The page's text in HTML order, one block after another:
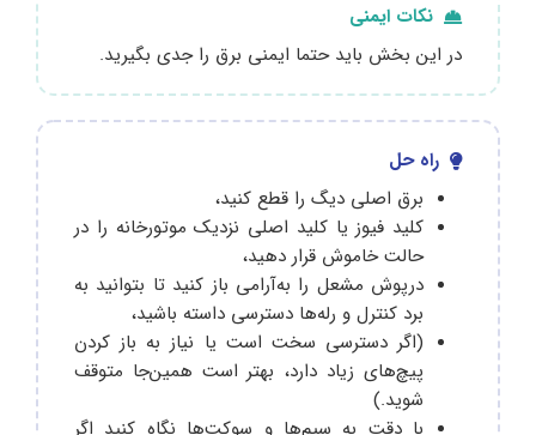
نکات ایمنی
در این بخش باید حتما ایمنی برق را جدی بگیرید.
راه حل
برق اصلی دیگ را قطع کنید،
کلید فیوز یا کلید اصلی نزدیک موتورخانه را در
حالت خاموش قرار دهید،
درپوش مشعل را به‌آرامی باز کنید تا بتوانید به
برد کنترل و رله‌ها دسترسی داسته باشید،
(اگر دسترسی سخت است یا نیاز به باز کردن
پیچ‌های زیاد دارد، بهتر است همین‌جا متوقف
شوید.)
با دقت به سیم‌ها و سوکت‌ها نگاه کنید اگر